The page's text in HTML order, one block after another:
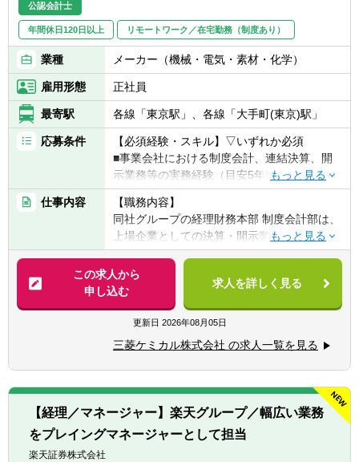
【配属部署】
■経理２部 9名（男性：4名、女性：5名）
公認会計士
年間休日120日以上 リモートワーク／在宅勤務（制度あり）
業種 メーカー（機械・電気・素材・化学）
雇用形態 正社員
最寄駅 各線「東京駅」、各線「大手町(東京)駅」
応募条件
【必須経験・スキル】▽いずれか必須
■事業会社における制度会計、連結決算、開
示業務等の実務経験（目安5年以上）
■監査法人における会計監査業務の経験（目
安5年以上）
■語学力：社内外の関係者と、メールや会話
等を通じて英語でコミュニケーションがとれ
ること
【歓迎経験・スキル】
■公認会計士
■IFRS適用企業における制度会計業務経験
■上場企業における連結決算・開示業務経験
■新会計基準導入プロジェクトへの参画経験
■M&A、事業再編、組織再編等に伴う会計論
点の検討経験
■監査法人との協議・折衝経験
仕事内容
【職務内容】
同社グループの経理財務本部 制度会計部は、
上場企業としての決算・開示業務を担うとと
もに、グループ全体の事業活動を適切に「数
字」という形で社会へ発信する役割を担って
います。
【具体的には】
三菱ケミカルグループ・三菱ケミカルの制度
会計関連業務を担当いただきます。
また、単なる決算・開示業務に留まらず、新
たな会計基準への対応や会計方針の検討、事
業部門や経営層との協働を通じて、グループ
全体に影響を与える制度会計上の課題解決に
も携わっていただきます。
この求人から
申し込む
求人を詳しく見る
更新日 2026年08月05日
三菱ケミカル株式会社 の求人一覧を見る
【経理／マネージャー】楽天グループ／幅広い業務
をプレイングマネージャーとして担当
楽天証券株式会社